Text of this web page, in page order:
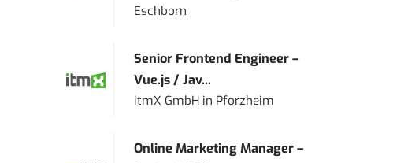
Eschborn
Senior Frontend Engineer –
Vue.js / Jav...
itmX GmbH in Pforzheim
Online Marketing Manager –